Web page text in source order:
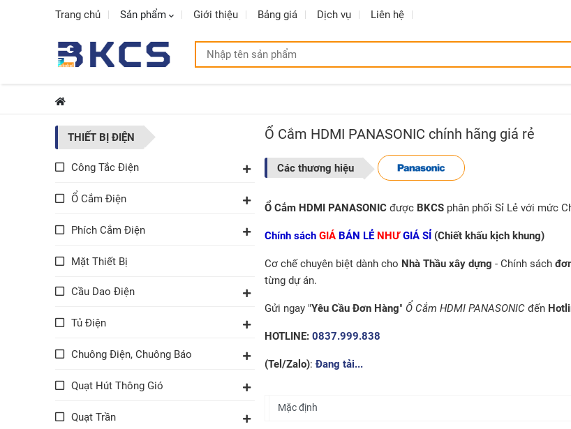
Trang chủ Sản phẩm Giới thiệu Bảng giá Dịch vụ Liên hệ
THIẾT BỊ ĐIỆN
Công Tắc Điện
Ổ Cắm Điện
Phích Cắm Điện
Mặt Thiết Bị
Cầu Dao Điện
Tủ Điện
Chuông Điện, Chuông Báo
Quạt Hút Thông Gió
Quạt Trần
Ổ Cắm HDMI PANASONIC chính hãng giá rẻ
Các thương hiệu
Ổ Cắm HDMI PANASONIC được BKCS phân phối Sỉ Lẻ với mức
Chính sách GIÁ BÁN LẺ NHƯ GIÁ SỈ (Chiết khấu kịch khung)
Cơ chế chuyên biệt dành cho Nhà Thầu xây dựng - Chính sách
từng dự án.
Gửi ngay "Yêu Cầu Đơn Hàng" Ổ Cắm HDMI PANASONIC đến
HOTLINE: 0837.999.838
(Tel/Zalo):Đang tải...